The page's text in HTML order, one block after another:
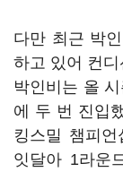
다만 최근 박
하고 있어 컨
박인비는 올
에 두 번 진입
킹스밀 챔피
잇달아 1라운